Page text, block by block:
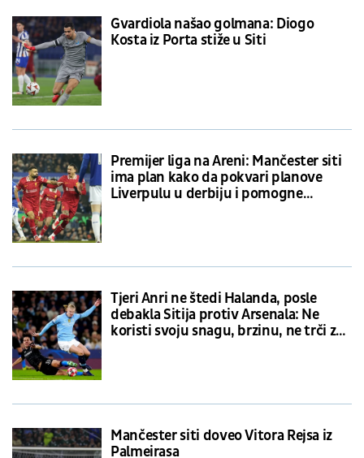
Gvardiola našao golmana: Diogo
Kosta iz Porta stiže u Siti
Premijer liga na Areni: Mančester siti
ima plan kako da pokvari planove
Liverpulu u derbiju i pomogne
Tjeri Anri ne štedi Halanda, posle
debakla Sitija protiv Arsenala: Ne
koristi svoju snagu, brzinu, ne trči za
Mančester siti doveo Vitora Rejsa iz
Palmeirasa